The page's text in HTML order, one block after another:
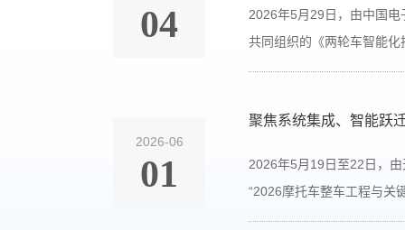
04
2026年5月29日，由中国
共同组织的《两轮车智能
2026-06
01
聚焦系统集成、智能跃
2026年5月19日至22日，
“2026摩托车整车工程与关